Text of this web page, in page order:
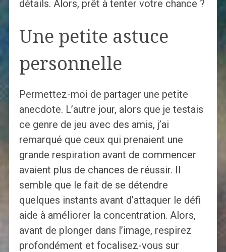
détails. Alors, prêt à tenter votre chance ?
Une petite astuce
personnelle
Permettez-moi de partager une petite
anecdote. L’autre jour, alors que je testais
ce genre de jeu avec des amis, j’ai
remarqué que ceux qui prenaient une
grande respiration avant de commencer
avaient plus de chances de réussir. Il
semble que le fait de se détendre
quelques instants avant d’attaquer le défi
aide à améliorer la concentration. Alors,
avant de plonger dans l’image, respirez
profondément et focalisez-vous sur